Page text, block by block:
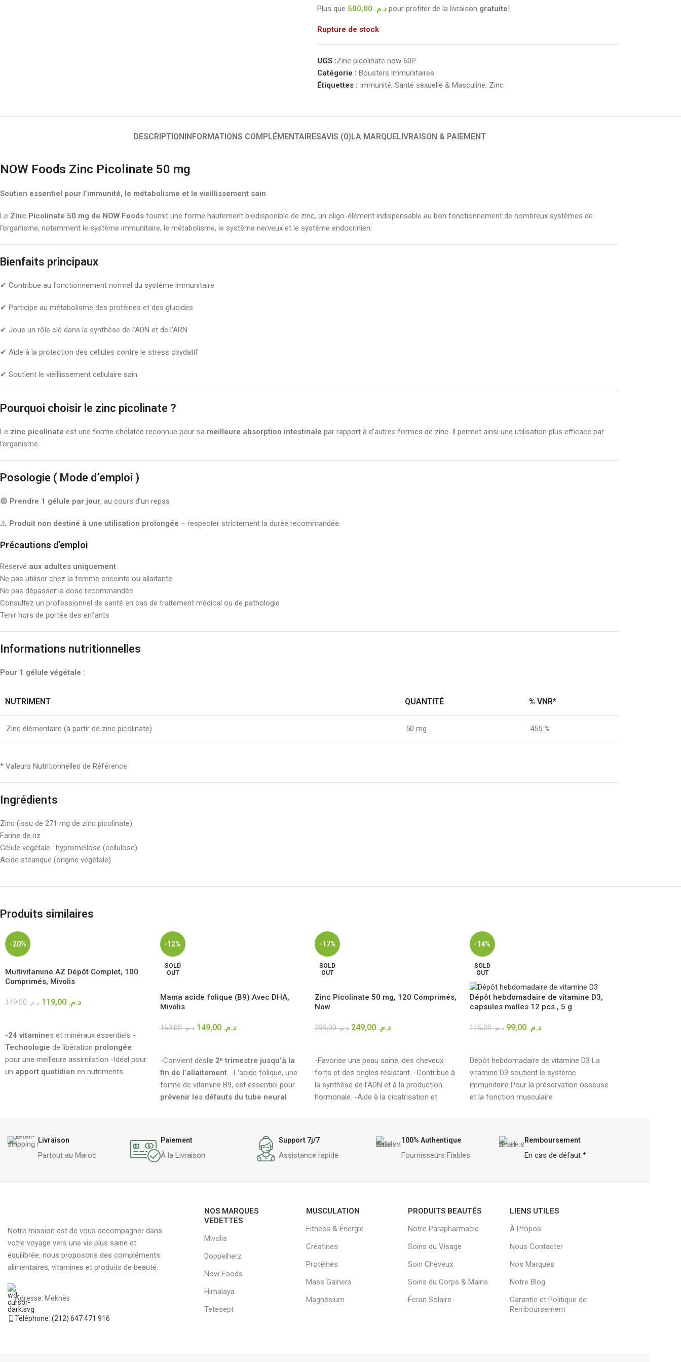
Plus que د.م.pour profiter de la livraison gratuite!
Rupture de stock
UGS :Zinc picolinate now 60P
Catégorie : Bousters immunitaires
Étiquettes : Immunité, Santé sexuelle & Masculine, Zinc
DESCRIPTIONINFORMATIONS COMPLÉMENTAIRESAVIS (0)LA MARQUELIVRAISON & PAIEMENT
NOW Foods Zinc Picolinate 50 mg
Soutien essentiel pour l’immunité, le métabolisme et le vieillissement sain
Le Zinc Picolinate 50 mg de NOW Foods fournit une forme hautement biodisponible de zinc, un oligo-élément indispensable au bon fonctionnement de nombreux systèmes de
l’organisme, notamment le système immunitaire, le métabolisme, le système nerveux et le système endocrinien.
Bienfaits principaux
✔ Contribue au fonctionnement normal du système immunitaire
✔ Participe au métabolisme des protéines et des glucides
✔ Joue un rôle clé dans la synthèse de l’ADN et de l’ARN
✔ Aide à la protection des cellules contre le stress oxydatif
✔ Soutient le vieillissement cellulaire sain
Pourquoi choisir le zinc picolinate ?
Le zinc picolinate est une forme chélatée reconnue pour sa meilleure absorption intestinale par rapport à d’autres formes de zinc. Il permet ainsi une utilisation plus efficace par
l’organisme.
Posologie ( Mode d’emploi )
🟢 Prendre 1 gélule par jour, au cours d’un repas
⚠️ Produit non destiné à une utilisation prolongée – respecter strictement la durée recommandée.
Précautions d’emploi
Réservé aux adultes uniquement
Ne pas utiliser chez la femme enceinte ou allaitante
Ne pas dépasser la dose recommandée
Consultez un professionnel de santé en cas de traitement médical ou de pathologie
Tenir hors de portée des enfants
Informations nutritionnelles
Pour 1 gélule végétale :
NUTRIMENT QUANTITÉ % VNR*
Zinc élémentaire (à partir de zinc picolinate) 50 mg 455 %
* Valeurs Nutritionnelles de Référence
Ingrédients
Zinc (issu de 271 mg de zinc picolinate)
Farine de riz
Gélule végétale : hypromellose (cellulose)
Acide stéarique (origine végétale)
Produits similaires
-20%
Multivitamine AZ Dépôt Complet, 100
Comprimés, Mivolis
د.م.149,00 د.م.
-24 vitamines et minéraux essentiels -
Technologie de libération prolongée
pour une meilleure assimilation -Idéal pour
un apport quotidien en nutriments.
-12%
SOLD
OUT
Mama acide folique (B9) Avec DHA,
Mivolis
د.م.169,00 د.م. 149,00
-Convient dèsle 2ᵉ trimestre jusqu’à la
fin de l’allaitement. -L'acide folique, une
forme de vitamine B9, est essentiel pour
prévenir les défauts du tube neural
-17%
SOLD
OUT
Zinc Picolinate 50 mg, 120 Comprimés,
Now
د.م.299,00 د.م.
-Favorise une peau saine, des cheveux
forts et des ongles résistant. -Contribue à
la synthèse de l’ADN et à la production
hormonale. -Aide à la cicatrisation et
-14%
SOLD
OUT
Dépôt hebdomadaire de vitamine D3,
capsules molles 12 pcs., 5 g
د.م.115,00 د.م. 99,00
Dépôt hebdomadaire de vitamine D3 La
vitamine D3 soutient le système
immunitaire Pour la préservation osseuse
et la fonction musculaire
Livraison
Partout au Maroc
Paiement
À la Livraison
Support 7j/7
Assistance rapide
100% Authentique
Fournisseurs Fiables
Remboursement
En cas de défaut *
Notre mission est de vous accompagner dans
votre voyage vers une vie plus saine et
équilibrée. nous proposons des compléments
alimentaires, vitamines et produits de beauté.
Adresse: Meknès
Téléphone: (212) 647 471 916
NOS MARQUES
VEDETTES
Mivolis
Doppelherz
Now Foods
Himalaya
Tetesept
MUSCULATION
Fitness & Énergie
Créatines
Protéines
Mass Gainers
Magnésium
PRODUITS BEAUTÉS
Notre Parapharmacie
Soins du Visage
Soin Cheveux
Soins du Corps & Mains
Écran Solaire
LIENS UTILES
À Propos
Nous Contacter
Nos Marques
Notre Blog
Garantie et Politique de
Remboursement